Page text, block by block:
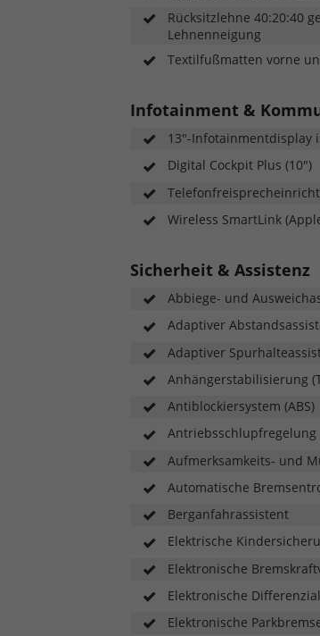
Rücksitzlehne 40:20:40
Lehnenneigung
Textilfußmatten vorne
Infotainment &
13"-Infotainmentdisplay
Digital Cockpit Plus (10")
Wireless SmartLink
Sicherheit & Assistenz
Abbiege- und
Adaptiver
Adaptiver
Anhängerstabilisierung
Antiblockiersystem (ABS)
Antriebsschlupfregelung
Aufmerksamkeits- und
Automatische
Berganfahrassistent
Elektrische
Elektronische
Elektronische
Elektronische